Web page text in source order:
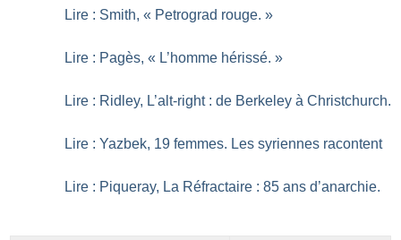
Lire : Smith, « Petrograd rouge. »
Lire : Pagès, « L’homme hérissé. »
Lire : Ridley, L’alt-right : de Berkeley à Christchurch.
Lire : Yazbek, 19 femmes. Les syriennes racontent
Lire : Piqueray, La Réfractaire : 85 ans d’anarchie.